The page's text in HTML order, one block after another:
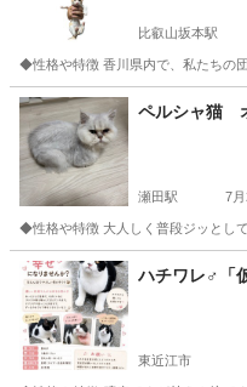
比叡山坂本駅
◆性格や特徴 香川県内で、私たちの
滋賀 大津市 比叡山坂本駅
ペルシャ猫
瀬田駅 7月
◆性格や特徴 大人しく普段ジッとし
滋賀 大津市 瀬田駅 猫
ハチワレ♂「
東近江市